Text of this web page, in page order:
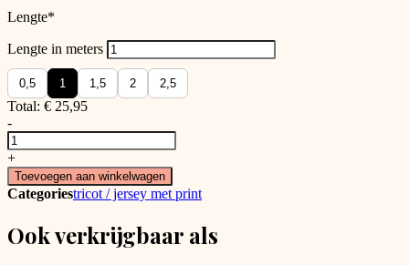
Lengte*
Lengte in meters
0,5 1 1,5 2 2,5
Total: € 25,95
-
Bio
Jersey
Strepen
Neonpink
aantal
+
Toevoegen aan winkelwagen
Categoriestricot / jersey met print
Ook verkrijgbaar als